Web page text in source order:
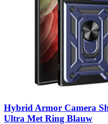
Hybrid Armor Camera
Ultra Met Ring Blauw